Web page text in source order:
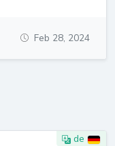
Feb 28, 2024
de